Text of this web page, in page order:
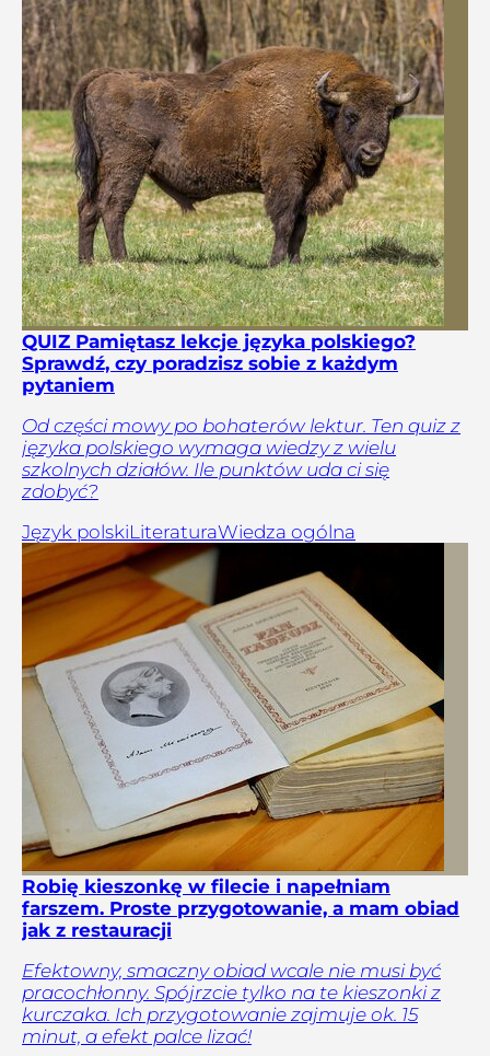
QUIZ Pamiętasz lekcje języka polskiego?
Sprawdź, czy poradzisz sobie z każdym
pytaniem
Od części mowy po bohaterów lektur. Ten quiz z
języka polskiego wymaga wiedzy z wielu
szkolnych działów. Ile punktów uda ci się
zdobyć?
Język polskiLiteraturaWiedza ogólna
Robię kieszonkę w filecie i napełniam
farszem. Proste przygotowanie, a mam obiad
jak z restauracji
Efektowny, smaczny obiad wcale nie musi być
pracochłonny. Spójrzcie tylko na te kieszonki z
kurczaka. Ich przygotowanie zajmuje ok. 15
minut, a efekt palce lizać!